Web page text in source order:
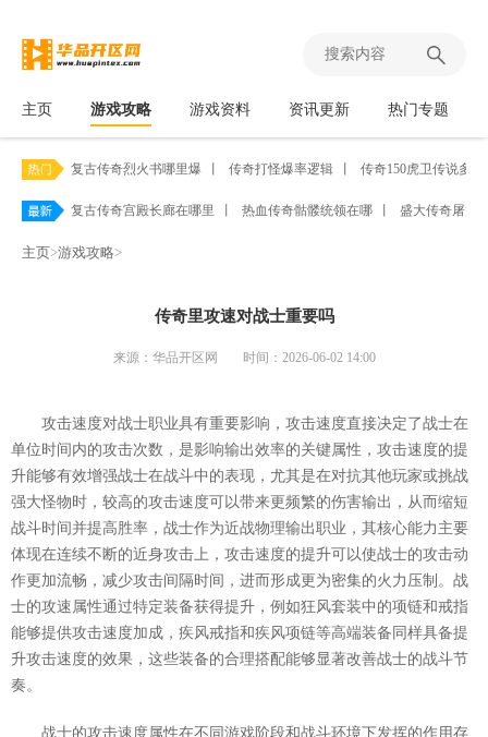
主页 游戏攻略 游戏资料 资讯更新 热门专题
复古传奇烈火书哪里爆 传奇打怪爆率逻辑 传奇150虎卫传说多少
复古传奇宫殿长廊在哪里 热血传奇骷髅统领在哪 盛大传奇屠龙
主页>游戏攻略>
传奇里攻速对战士重要吗
来源：华品开区网 时间：2026-06-02 14:00
攻击速度对战士职业具有重要影响，攻击速度直接决定了战士在
单位时间内的攻击次数，是影响输出效率的关键属性，攻击速度的提
升能够有效增强战士在战斗中的表现，尤其是在对抗其他玩家或挑战
强大怪物时，较高的攻击速度可以带来更频繁的伤害输出，从而缩短
战斗时间并提高胜率，战士作为近战物理输出职业，其核心能力主要
体现在连续不断的近身攻击上，攻击速度的提升可以使战士的攻击动
作更加流畅，减少攻击间隔时间，进而形成更为密集的火力压制。战
士的攻速属性通过特定装备获得提升，例如狂风套装中的项链和戒指
能够提供攻击速度加成，疾风戒指和疾风项链等高端装备同样具备提
升攻击速度的效果，这些装备的合理搭配能够显著改善战士的战斗节
奏。
战士的攻击速度属性在不同游戏阶段和战斗环境下发挥的作用存